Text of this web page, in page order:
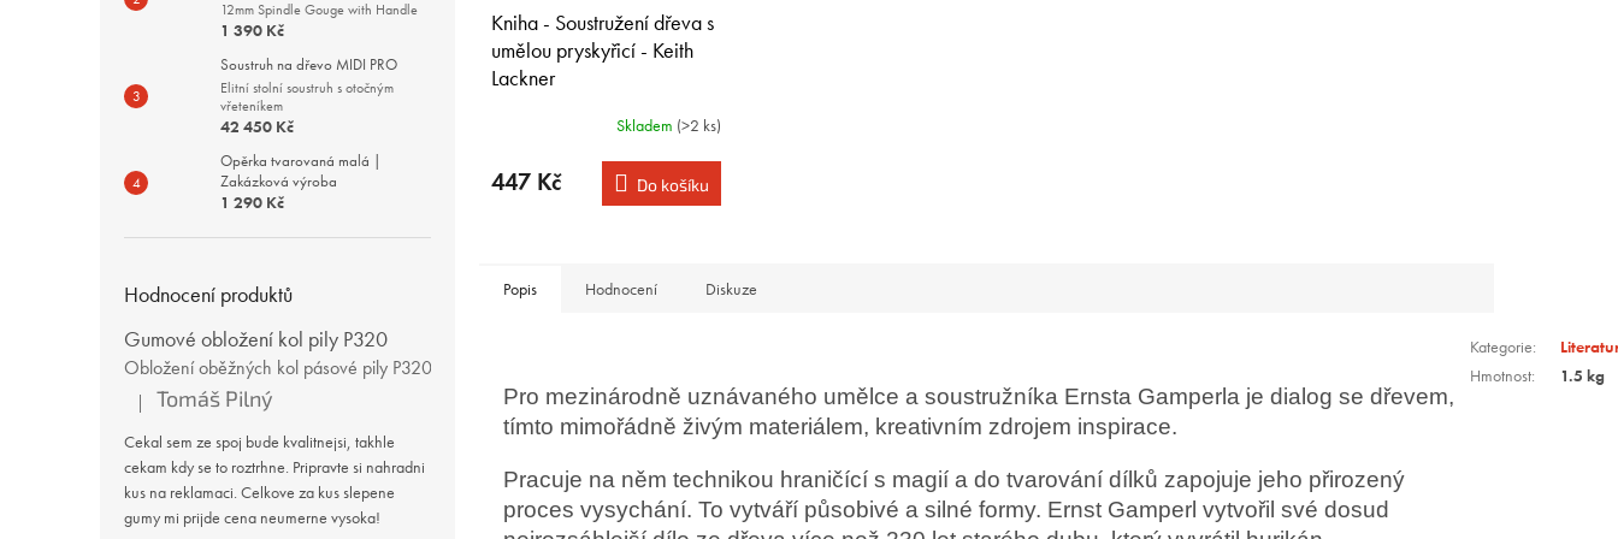
12mm Spindle Gouge with Handle
1 390 Kč
Soustruh na dřevo MIDI PRO
Elitní stolní soustruh s otočným
vřeteníkem
42 450 Kč
Opěrka tvarovaná malá |
Zakázková výroba
1 290 Kč
Hodnocení produktů
Gumové obložení kol pily P320
Obložení oběžných kol pásové pily P320
Hodnocení produktu je 3 z 5 hvězdiček.
| Tomáš Pilný
Cekal sem ze spoj bude kvalitnejsi, takhle
cekam kdy se to roztrhne. Pripravte si nahradni
kus na reklamaci. Celkove za kus slepene
gumy mi prijde cena neumerne vysoka!
Kniha - Soustružení dřeva s
umělou pryskyřicí - Keith
Lackner
Skladem (>2 ks)
447 Kč Do košíku
Popis Hodnocení Diskuze
Pro mezinárodně uznávaného umělce a soustružníka Ernsta Gamperla je dialog se dřevem,
tímto mimořádně živým materiálem, kreativním zdrojem inspirace.
Pracuje na něm technikou hraničící s magií a do tvarování dílků zapojuje jeho přirozený
proces vysychání. To vytváří působivé a silné formy. Ernst Gamperl vytvořil své dosud
Kategorie:
Hmotnost: 1.5 kg